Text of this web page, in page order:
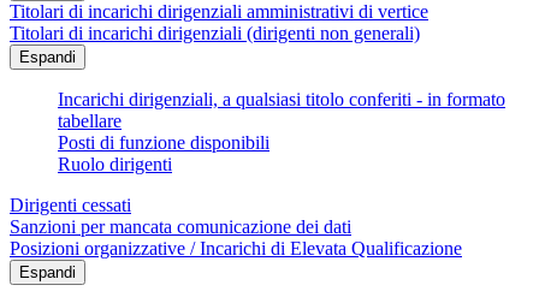
Titolari di incarichi dirigenziali amministrativi di vertice
Titolari di incarichi dirigenziali (dirigenti non generali)
Espandi
Incarichi dirigenziali, a qualsiasi titolo conferiti - in formato
tabellare
Posti di funzione disponibili
Ruolo dirigenti
Dirigenti cessati
Sanzioni per mancata comunicazione dei dati
Posizioni organizzative / Incarichi di Elevata Qualificazione
Espandi